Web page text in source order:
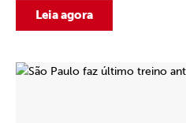
Leia agora